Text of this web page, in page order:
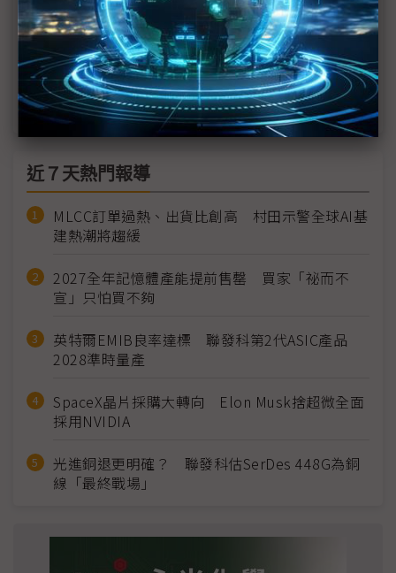
搶先WWDC Google Android Show先推Android功
能更新
Googlebook以Gemini為核心 攜手NB品牌2H26問
世
近７天熱門報導
MLCC訂單過熱、出貨比創高 村田示警全球AI基
建熱潮將趨緩
2027全年記憶體產能提前售罄 買家「祕而不
宣」只怕買不夠
英特爾EMIB良率達標 聯發科第2代ASIC產品
2028準時量產
SpaceX晶片採購大轉向 Elon Musk捨超微全面
採用NVIDIA
光進銅退更明確？ 聯發科估SerDes 448G為銅
線「最終戰場」